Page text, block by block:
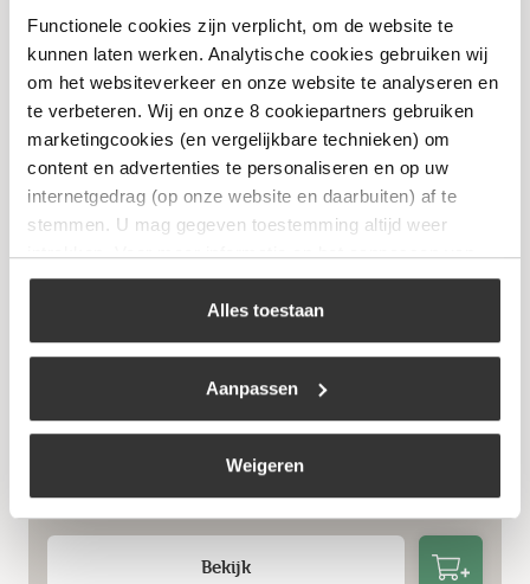
Functionele cookies zijn verplicht, om de website te
kunnen laten werken. Analytische cookies gebruiken wij
om het websiteverkeer en onze website te analyseren en
te verbeteren. Wij en onze 8 cookiepartners gebruiken
marketingcookies (en vergelijkbare technieken) om
content en advertenties te personaliseren en op uw
internetgedrag (op onze website en daarbuiten) af te
stemmen. U mag gegeven toestemming altijd weer
intrekken. Voor meer informatie en het aanpassen van
uw keuze op onze website verwijzen wij u naar ons
Alles toestaan
Aanpassen
Weigeren
€29,99
Bekijk
€67,50
Bekijk